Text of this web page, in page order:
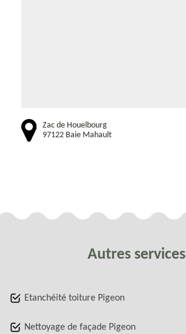
Zac de Houelbourg
97122 Baie Mahault
Autres services
Etanchéité toiture Pigeon
Nettoyage de façade Pigeon